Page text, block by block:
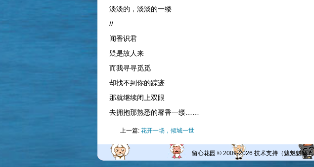
淡淡的，淡淡的一缕
//
闻香识君
疑是故人来
而我寻寻觅觅
却找不到你的踪迹
那就继续闭上双眼
去拥抱那熟悉的馨香一缕……
上一篇: 花开一场，倾城一世
留心花园 © 2009-2026 技术支持（魑魅魍魉）